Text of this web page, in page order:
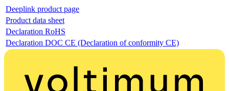
Deeplink product page
Product data sheet
Declaration RoHS
Declaration DOC CE (Declaration of conformity CE)